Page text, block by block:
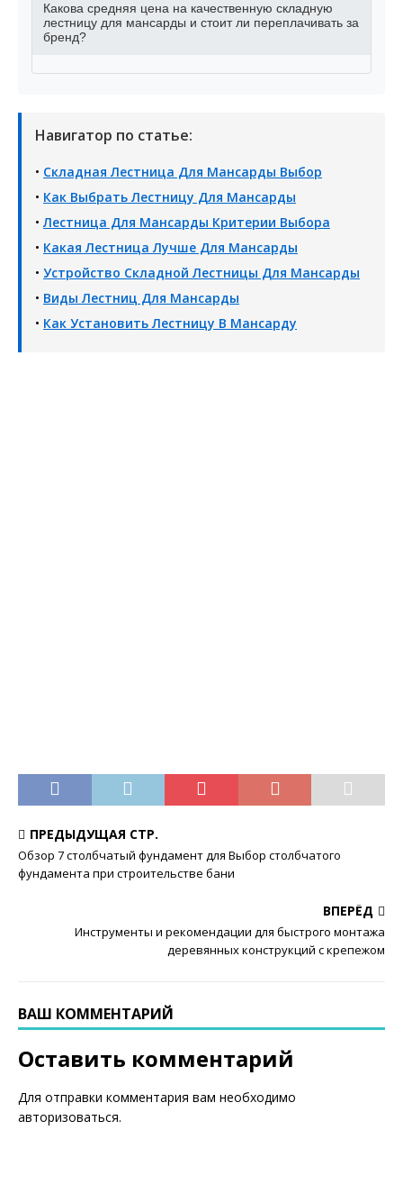
Какова средняя цена на качественную складную
лестницу для мансарды и стоит ли переплачивать за
бренд?
Навигатор по статье:
• Складная Лестница Для Мансарды Выбор
• Как Выбрать Лестницу Для Мансарды
•Лестница Для Мансарды Критерии Выбора
• Какая Лестница Лучше Для Мансарды
• Устройство Складной Лестницы Для Мансарды
• Виды Лестниц Для Мансарды
• Как Установить Лестницу В Мансарду
ПРЕДЫДУЩАЯ СТР.
Обзор 7 столбчатый фундамент для Выбор столбчатого
фундамента при строительстве бани
ВПЕРЁД
Инструменты и рекомендации для быстрого монтажа
деревянных конструкций с крепежом
ВАШ КОММЕНТАРИЙ
Оставить комментарий
Для отправки комментария вам необходимо
авторизоваться.